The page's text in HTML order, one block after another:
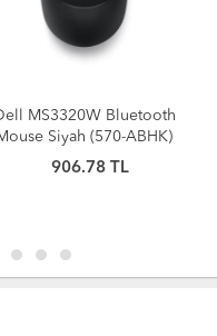
MS3320W Bluetooth
Siyah (570-ABHK)
906.78 TL